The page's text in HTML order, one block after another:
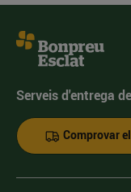
Serveis d'entrega
Comprovar